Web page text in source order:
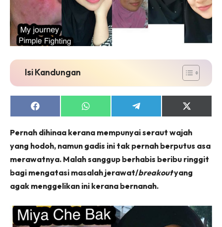
Isi Kandungan
Share
on
Share
on
Share
on
Share
on
(Twitter)
Pernah dihinaa kerana mempunyai seraut wajah
yang hodoh, namun gadis ini tak pernah berputus asa
merawatnya. Malah sanggup berhabis beribu ringgit
bagi mengatasi masalah jerawat/breakoutyang
agak menggelikan ini kerana bernanah.